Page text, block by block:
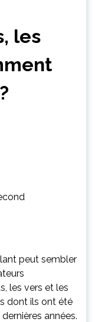
les
peut sembler
les vers et les
dont ils ont été
années.